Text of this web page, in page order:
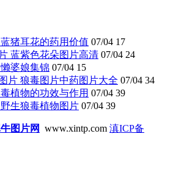
猪耳花的药用价值 07/04 17
蓝紫色花朵图片高清 07/04 24
婆娘集锦 07/04 15
片 狼毒图片中药图片大全 07/04 34
植物的功效与作用 07/04 39
生狼毒植物图片 07/04 39
图片网 www.xintp.com 滇ICP备